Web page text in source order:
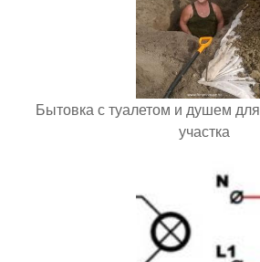
Бытовка с туалетом и душем
участка